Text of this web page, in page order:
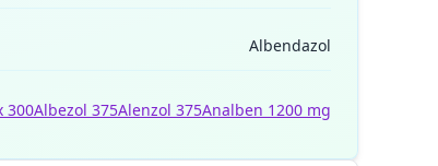
Albendazol
300Albezol 375Alenzol 375Analben 1200 mg